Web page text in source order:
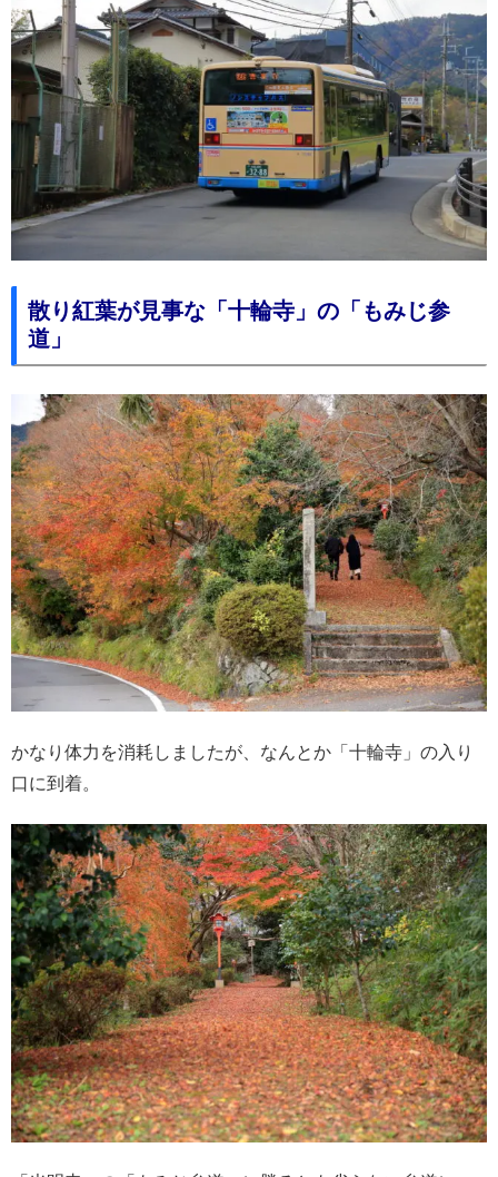
散り紅葉が見事な「十輪寺」の「もみじ参
道」
かなり体力を消耗しましたが、なんとか「十輪寺」の入り
口に到着。